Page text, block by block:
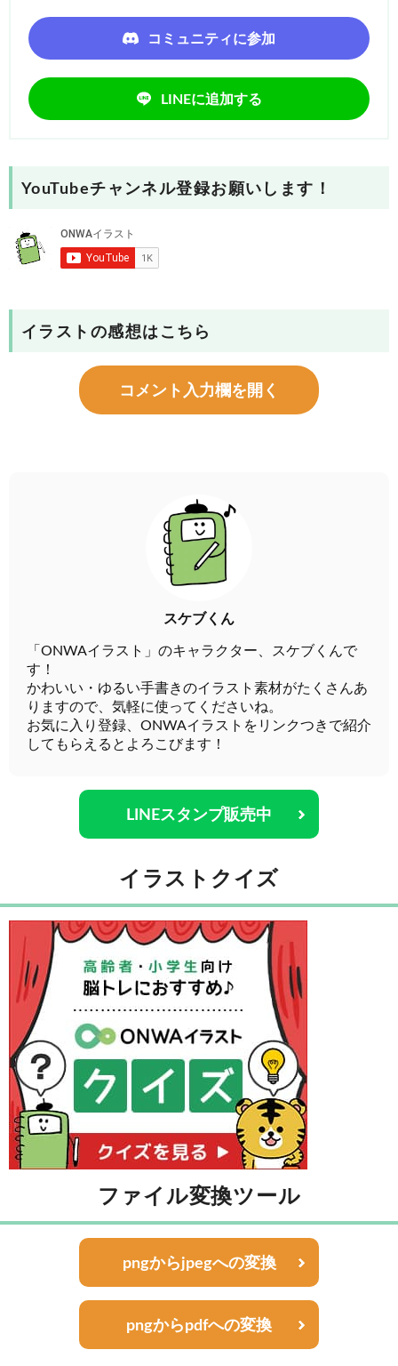
コミュニティに参加
LINEに追加する
YouTubeチャンネル登録お願いします！
イラストの感想はこちら
コメント入力欄を開く
スケブくん
「ONWAイラスト」のキャラクター、スケブくんで
す！
かわいい・ゆるい手書きのイラスト素材がたくさんあ
りますので、気軽に使ってくださいね。
お気に入り登録、ONWAイラストをリンクつきで紹介
してもらえるとよろこびます！
LINEスタンプ販売中
イラストクイズ
ファイル変換ツール
pngからjpegへの変換
pngからpdfへの変換